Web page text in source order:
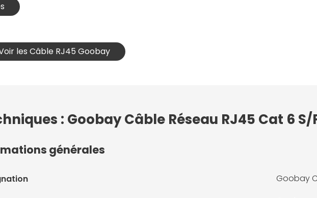
les Câble RJ45 Goobay
: Goobay Câble Réseau RJ45 Cat 6 S/
générales
Goobay